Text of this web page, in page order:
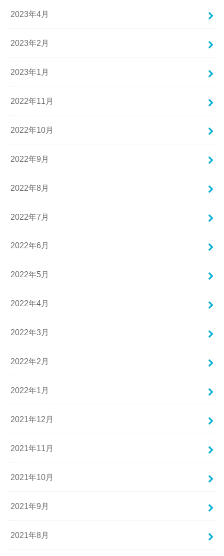
2023年4月
2023年2月
2023年1月
2022年11月
2022年10月
2022年9月
2022年8月
2022年7月
2022年6月
2022年5月
2022年4月
2022年3月
2022年2月
2022年1月
2021年12月
2021年11月
2021年10月
2021年9月
2021年8月